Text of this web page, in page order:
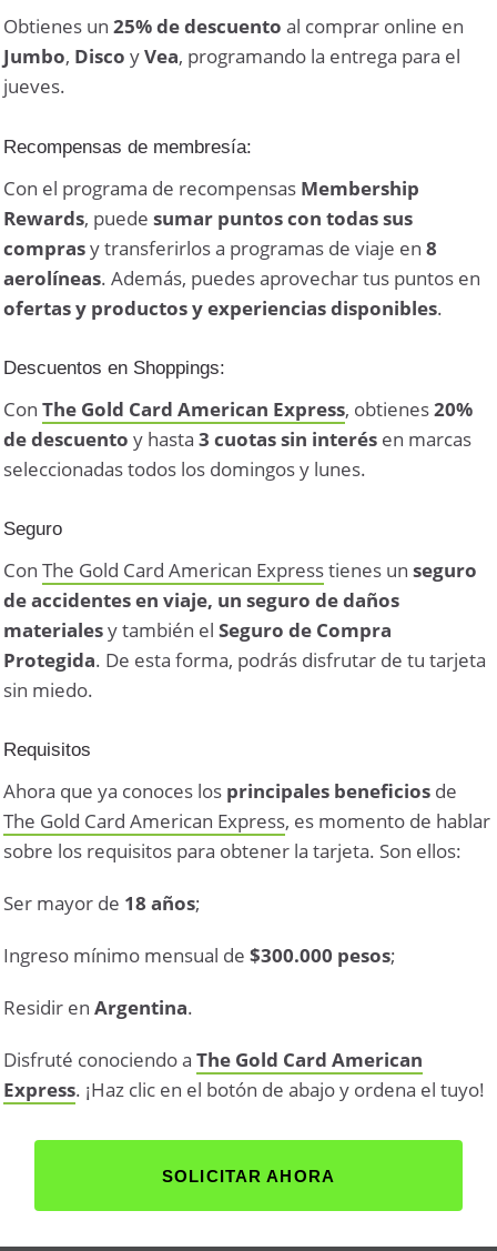
Obtienes un25% de descuento al comprar online en
Jumbo, Disco yVea, programando la entrega para el
jueves.
Recompensas de membresía:
Con el programa de recompensas Membership
Rewards, puedesumar puntos con todas sus
comprasy transferirlos a programas de viaje en8
aerolíneas. Además, puedes aprovechar tus puntos en
ofertas y productos y experiencias disponibles.
Descuentos en Shoppings:
ConThe Gold Card American Express, obtienes20%
de descuento y hasta3 cuotas sin interés en marcas
seleccionadas todos los domingos y lunes.
Seguro
ConThe Gold Card American Expresstienes unseguro
de accidentes en viaje, un seguro de daños
materialesy también elSeguro de Compra
Protegida. De esta forma, podrás disfrutar de tu tarjeta
sin miedo.
Requisitos
Ahora que ya conoces los principales beneficios de
The Gold Card American Express, es momento de hablar
sobre los requisitos para obtener la tarjeta. Son ellos:
Ser mayor de 18 años;
Ingreso mínimo mensual de$300.000 pesos;
Residir enArgentina.
Disfruté conociendo aThe Gold Card American
Express. ¡Haz clic en el botón de abajo y ordena el tuyo!
SOLICITAR AHORA